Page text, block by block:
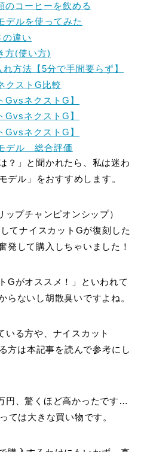
コーヒーを飲める
デルを使ってみた
違い
方(使い方)
方法【5分で手間要らず】
クストG比較
ネクストG】
ネクストG】
ネクストG】
デル 総合評価
？」と聞かれたら、私は迷わ
デル」をおすすめします。
プチャンピオンシップ）
てナイスカットGが復刻した
発して購入しちゃいました！
Gがオススメ！」といわれて
らないし胡散臭いですよね。
いる方や、ナイスカット
方は本記事を読んで参考にし
円、驚くほど高かったです…
ては大きな買い物です。